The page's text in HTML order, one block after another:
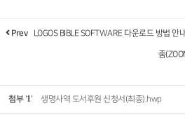
Prev LOGOS BIBLE SOFTWARE 다운로드 방법 안
줌
첨부 '1 ' 생명사역 도서후원 신청서(최종).hwp